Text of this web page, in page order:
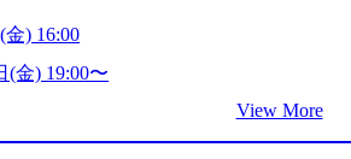
会社出身者など、多様な経歴の社員が
休2日制、有給休暇初年度10日（消化
暇制度を整備している。 ​ 月平均残業時
重視した働き方が可能である。 ​ スポ
フレッシュ休暇など、社員同士の交流
Mission:より多くの人に、グローバル
フチェンジ・インフラになる Value：
伝える、自責かつ利他の精神で動く、
する OWNERSHIP当事者であろう み
える、チームを巻き込む SPEEDスピー
金) 16:00
(金) 19:00〜
View More